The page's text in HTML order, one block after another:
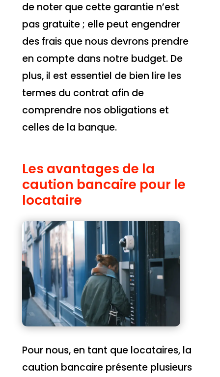
de noter que cette garantie n’est
pas gratuite ; elle peut engendrer
des frais que nous devrons prendre
en compte dans notre budget. De
plus, il est essentiel de bien lire les
termes du contrat afin de
comprendre nos obligations et
celles de la banque.
Les avantages de la
caution bancaire pour le
locataire
Pour nous, en tant que locataires, la
caution bancaire présente plusieurs